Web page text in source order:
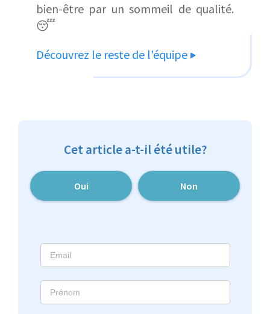
bien-être par un sommeil de qualité.
😴
Découvrez le reste de l'équipe
Cet article a-t-il été utile?
Oui Non